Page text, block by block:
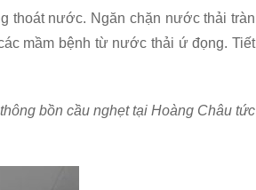
thoát nước. Ngăn chặn nước thải tràn
mầm bệnh từ nước thải ứ đọng. Tiết
bồn cầu nghẹt tại Hoàng Châu tức